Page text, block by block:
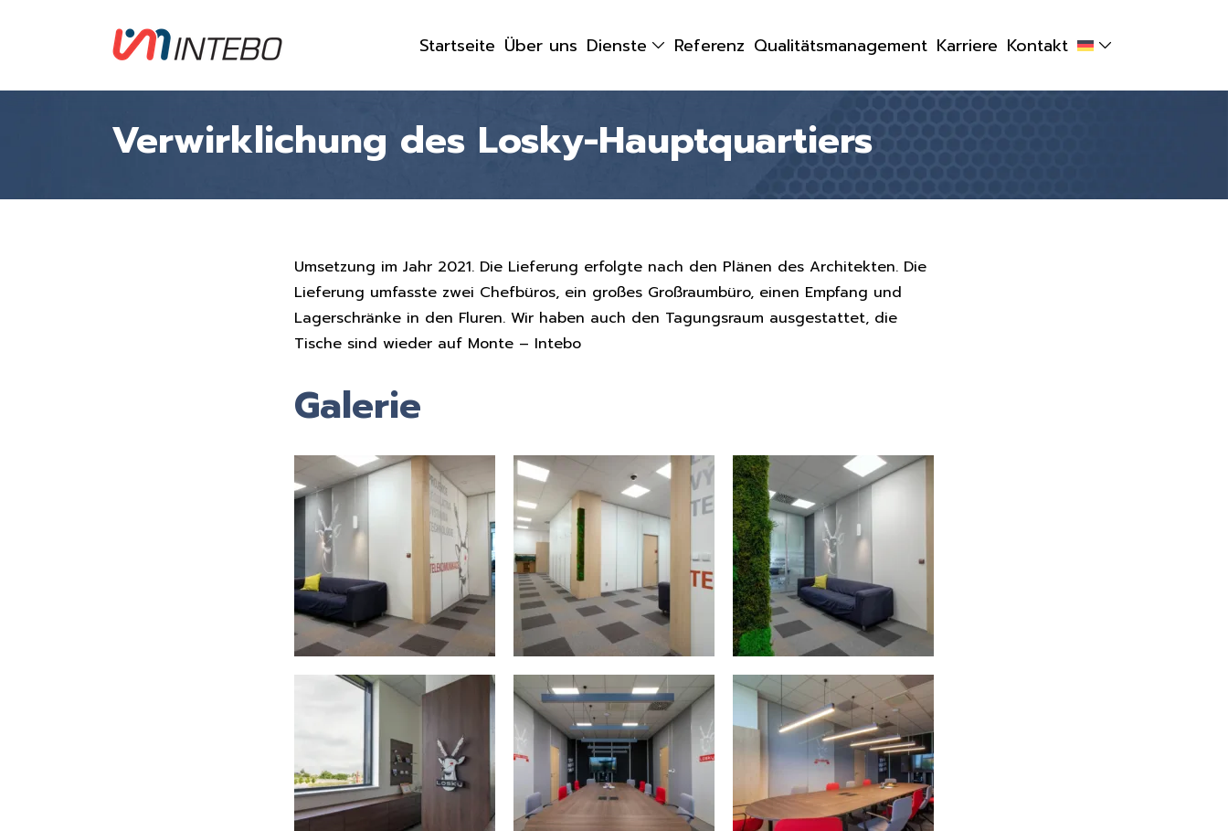
Startseite Über uns Dienste Referenz Qualitätsmanagement Karriere Kontakt
Verwirklichung des Losky-Hauptquartiers
Umsetzung im Jahr 2021. Die Lieferung erfolgte nach den Plänen des Architekten. Die
Lieferung umfasste zwei Chefbüros, ein großes Großraumbüro, einen Empfang und
Lagerschränke in den Fluren. Wir haben auch den Tagungsraum ausgestattet, die
Tische sind wieder auf Monte – Intebo
Galerie